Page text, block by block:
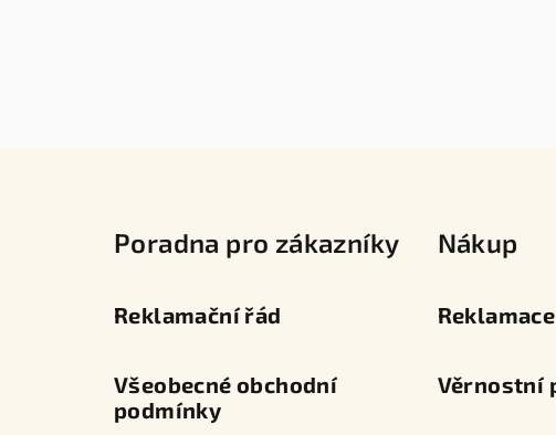
Poradna pro zákazníky
Reklamační řád
Všeobecné obchodní
podmínky
Nákup
Reklamace
Věrnostní